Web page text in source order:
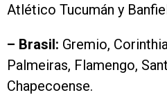
Atlético Tucumán y
– Brasil: Gremio,
Palmeiras, Flamengo,
Chapecoense.